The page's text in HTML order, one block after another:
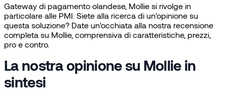
Gateway di pagamento olandese, Mollie si rivolge in
particolare alle PMI. Siete alla ricerca di un'opinione su
questa soluzione? Date un'occhiata alla nostra recensione
completa su Mollie, comprensiva di caratteristiche, prezzi,
pro e contro.
La nostra opinione su Mollie in
sintesi